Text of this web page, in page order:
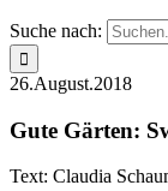
Suche nach:
26.August.2018
Gute Gärten:
Text: Claudia